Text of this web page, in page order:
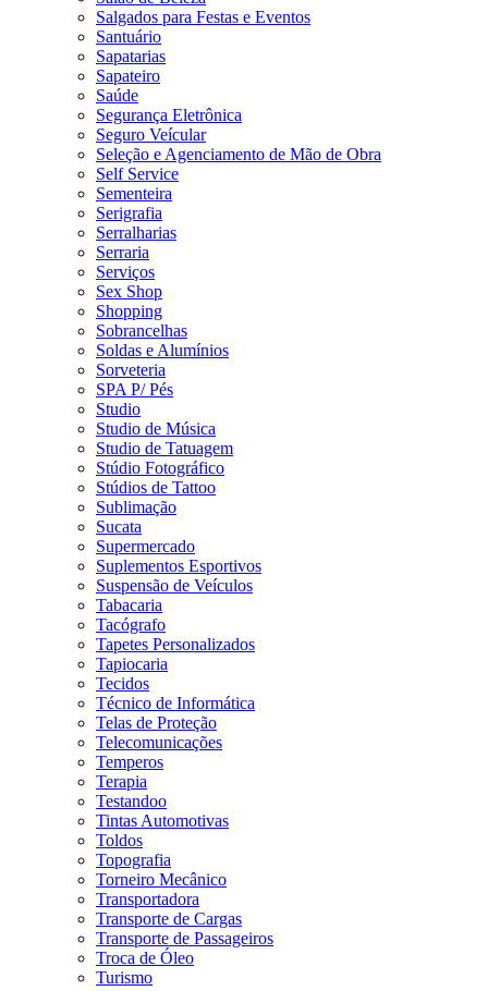
Salgados para Festas e Eventos
Santuário
Sapatarias
Sapateiro
Saúde
Segurança Eletrônica
Seguro Veícular
Seleção e Agenciamento de Mão de Obra
Self Service
Sementeira
Serigrafia
Serralharias
Serraria
Serviços
Sex Shop
Shopping
Sobrancelhas
Soldas e Alumínios
Sorveteria
SPA P/ Pés
Studio
Studio de Música
Studio de Tatuagem
Stúdio Fotográfico
Stúdios de Tattoo
Sublimação
Sucata
Supermercado
Suplementos Esportivos
Suspensão de Veículos
Tabacaria
Tacógrafo
Tapetes Personalizados
Tapiocaria
Tecidos
Técnico de Informática
Telas de Proteção
Telecomunicações
Temperos
Terapia
Testandoo
Tintas Automotivas
Toldos
Topografia
Torneiro Mecânico
Transportadora
Transporte de Cargas
Transporte de Passageiros
Troca de Óleo
Turismo